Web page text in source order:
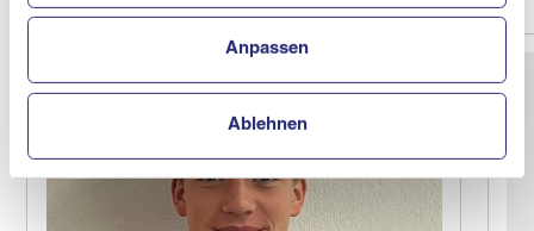
Anpassen
Ablehnen